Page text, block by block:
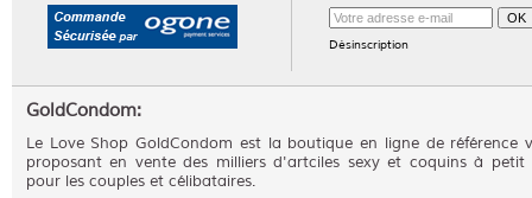
Désinscription
GoldCondom:
Le Love Shop GoldCondom est la boutique en ligne de référence
proposant en vente des milliers d'artciles sexy et coquins à petit
pour les couples et célibataires.